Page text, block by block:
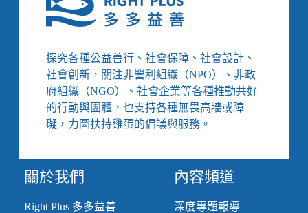
探究各種公益善行、社會保障、社會設計、
社會創新，關注非營利組織（NPO）、非政
府組織（NGO）、社會企業等各種推動共好
的行動與團體，也支持各種無畏高牆或障
礙，力圖扶持雞蛋的倡議與服務。
關於我們
Right Plus 多多益善
內容頻道
深度專題報導